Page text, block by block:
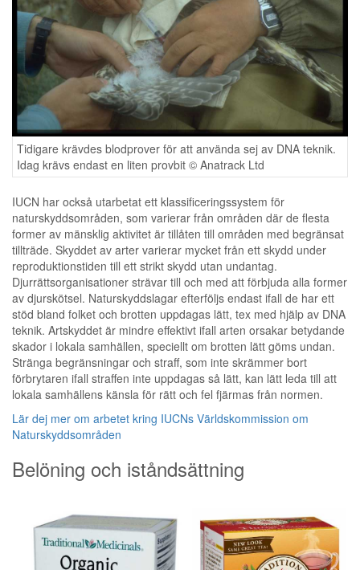
Tidigare krävdes blodprover för att använda sej av DNA teknik.
Idag krävs endast en liten provbit © Anatrack Ltd
IUCN har också utarbetat ett klassificeringssystem för
naturskyddsområden, som varierar från områden där de flesta
former av mänsklig aktivitet är tillåten till områden med begränsat
tillträde. Skyddet av arter varierar mycket från ett skydd under
reproduktionstiden till ett strikt skydd utan undantag.
Djurrättsorganisationer strävar till och med att förbjuda alla former
av djurskötsel. Naturskyddslagar efterföljs endast ifall de har ett
stöd bland folket och brotten uppdagas lätt, tex med hjälp av DNA
teknik. Artskyddet är mindre effektivt ifall arten orsakar betydande
skador i lokala samhällen, speciellt om brotten lätt göms undan.
Stränga begränsningar och straff, som inte skrämmer bort
förbrytaren ifall straffen inte uppdagas så lätt, kan lätt leda till att
lokala samhällens känsla för rätt och fel fjärmas från normen.
Lär dej mer om arbetet kring IUCNs Världskommission om
Naturskyddsområden
Belöning och iståndsättning